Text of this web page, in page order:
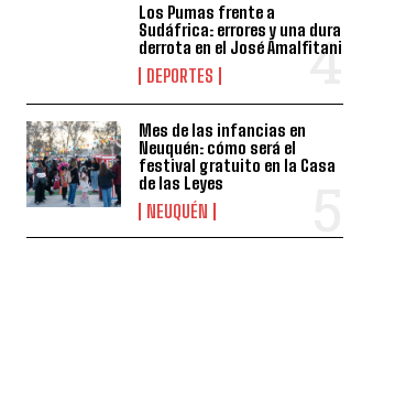
Los Pumas frente a
Sudáfrica: errores y una dura
derrota en el José Amalfitani
DEPORTES
Mes de las infancias en
Neuquén: cómo será el
festival gratuito en la Casa
de las Leyes
NEUQUÉN